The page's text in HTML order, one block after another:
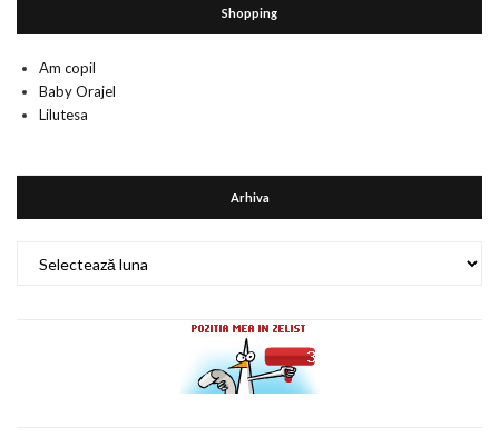
Shopping
Am copil
Baby Orajel
Lilutesa
Arhiva